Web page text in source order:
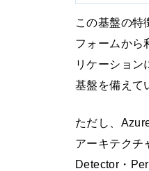
この基盤の特
フォームから
リケーション
基盤を備えて
ただし、
アーキテクチ
Detector・